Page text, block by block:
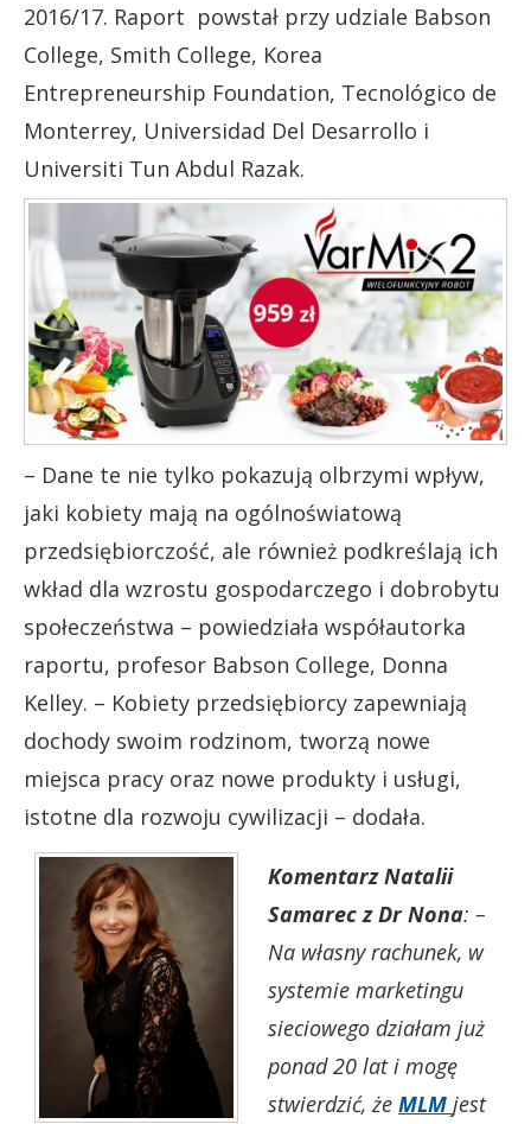
2016/17. Raport powstał przy udziale Babson
College, Smith College, Korea
Entrepreneurship Foundation, Tecnológico de
Monterrey, Universidad Del Desarrollo i
Universiti Tun Abdul Razak.
– Dane te nie tylko pokazują olbrzymi wpływ,
jaki kobiety mają na ogólnoświatową
przedsiębiorczość, ale również podkreślają ich
wkład dla wzrostu gospodarczego i dobrobytu
społeczeństwa – powiedziała współautorka
raportu, profesor Babson College, Donna
Kelley. – Kobiety przedsiębiorcy zapewniają
dochody swoim rodzinom, tworzą nowe
miejsca pracy oraz nowe produkty i usługi,
istotne dla rozwoju cywilizacji – dodała.
Komentarz Natalii
Samarec z Dr Nona: –
Na własny rachunek, w
systemie marketingu
sieciowego działam już
ponad 20 lat i mogę
stwierdzić, że MLM jest